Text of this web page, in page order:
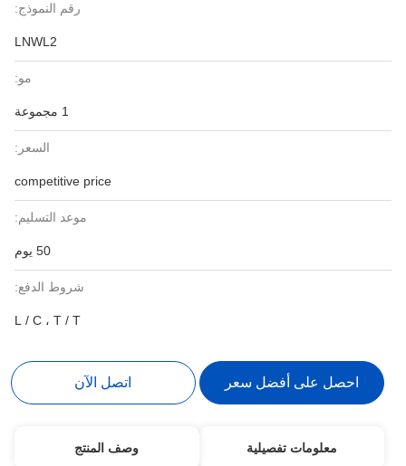
رقم النموذج:
LNWL2
مو:
السعر:
competitive price
موعد التسليم:
50 يوم
شروط الدفع:
L / C ، T / T
احصل على أفضل سعر اتصل الآن
معلومات تفصيلية وصف المنتج